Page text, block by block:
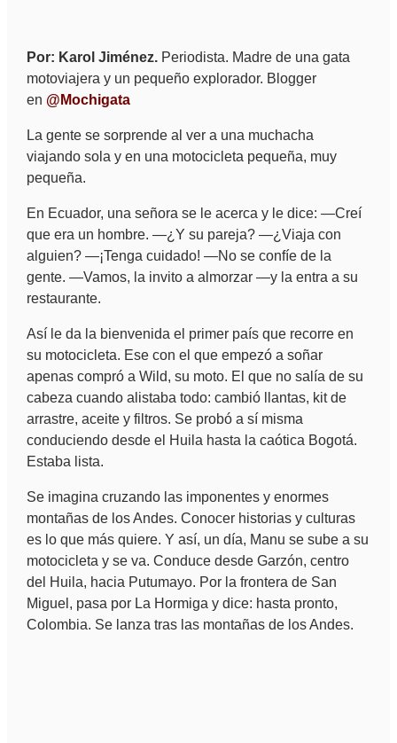
Por: Karol Jiménez. Periodista. Madre de una gata
motoviajera y un pequeño explorador. Blogger
en @Mochigata
La gente se sorprende al ver a una muchacha
viajando sola y en una motocicleta pequeña, muy
pequeña.
En Ecuador, una señora se le acerca y le dice: —Creí
que era un hombre. —¿Y su pareja? —¿Viaja con
alguien? —¡Tenga cuidado! —No se confíe de la
gente. —Vamos, la invito a almorzar —y la entra a su
restaurante.
Así le da la bienvenida el primer país que recorre en
su motocicleta. Ese con el que empezó a soñar
apenas compró a Wild, su moto. El que no salía de su
cabeza cuando alistaba todo: cambió llantas, kit de
arrastre, aceite y filtros. Se probó a sí misma
conduciendo desde el Huila hasta la caótica Bogotá.
Estaba lista.
Se imagina cruzando las imponentes y enormes
montañas de los Andes. Conocer historias y culturas
es lo que más quiere. Y así, un día, Manu se sube a su
motocicleta y se va. Conduce desde Garzón, centro
del Huila, hacia Putumayo. Por la frontera de San
Miguel, pasa por La Hormiga y dice: hasta pronto,
Colombia. Se lanza tras las montañas de los Andes.